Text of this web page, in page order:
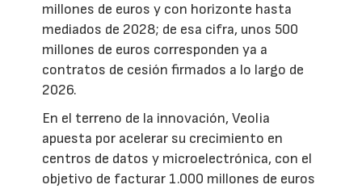
millones de euros y con horizonte hasta
mediados de 2028; de esa cifra, unos 500
millones de euros corresponden ya a
contratos de cesión firmados a lo largo de
2026.
En el terreno de la innovación, Veolia
apuesta por acelerar su crecimiento en
centros de datos y microelectrónica, con el
objetivo de facturar 1.000 millones de euros